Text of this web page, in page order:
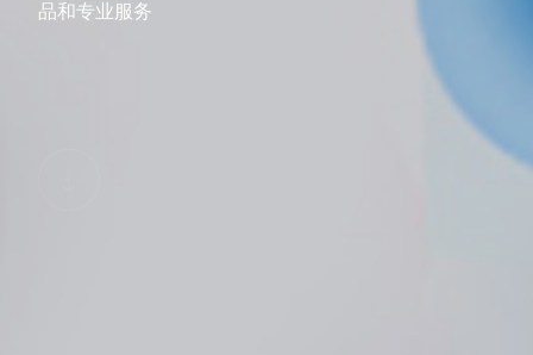
品和专业服务